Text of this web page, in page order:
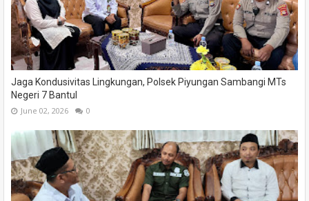
Jaga Kondusivitas Lingkungan, Polsek Piyungan Sambangi MTs
Negeri 7 Bantul
June 02, 2026 0